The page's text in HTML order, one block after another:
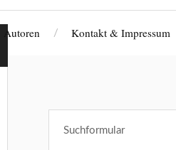
Autoren Kontakt & Impressum